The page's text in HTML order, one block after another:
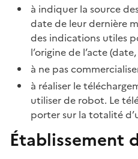
à indiquer la source
date de leur dernière
des indications utiles
l’origine de l’acte
à ne pas
à réaliser le
utiliser de robot. Le
porter sur la totalité
Établissement